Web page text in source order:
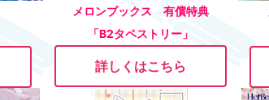
メロンブックス 有償特典
「B2タペストリー」
詳しくはこちら